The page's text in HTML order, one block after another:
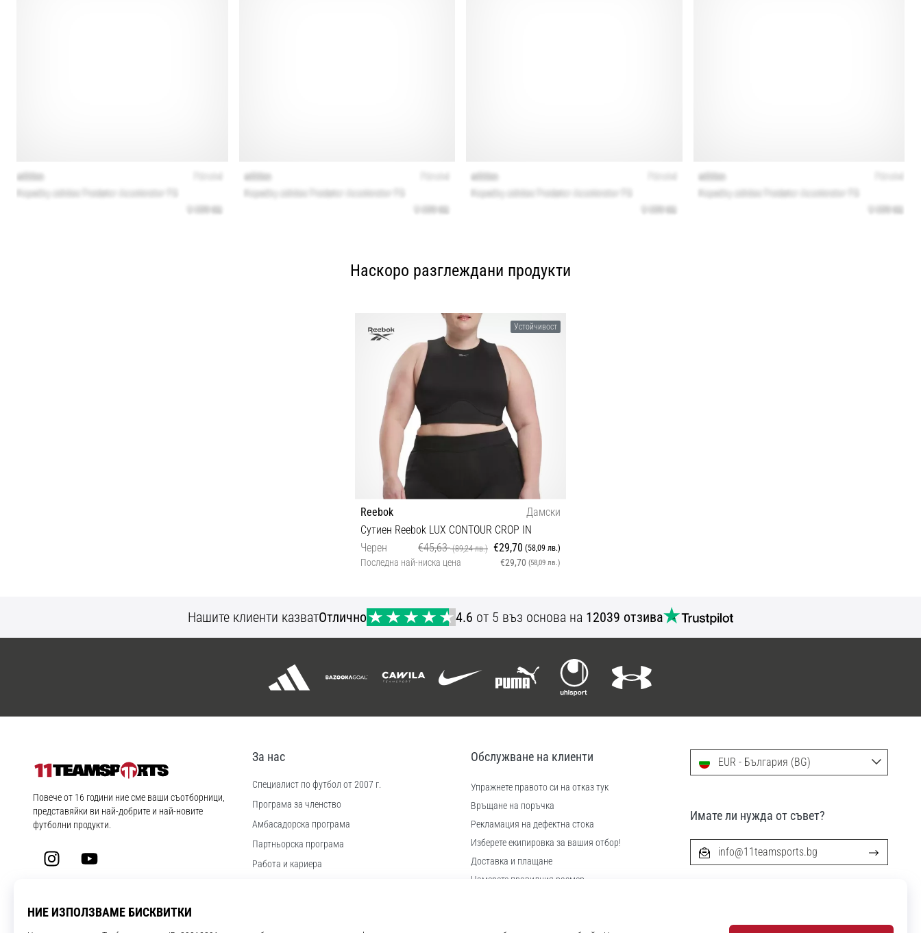
Наскоро разглеждани продукти
Устойчивост
Reebok
Дамски
Сутиен Reebok LUX CONTOUR CROP IN
Черен
€45,63(89,24 лв.) €29,70 (58,09 лв.)
Последна най-ниска цена €29,70 (58,09 лв.)
Нашите клиенти казватОтлично 4.6 от 5 въз основа на 12039 отзива
11teamsports.bg
Повече от 16 години ние сме ваши съотборници,
представяйки ви най-добрите и най-новите
футболни продукти.
InstagramYouTube
За нас
Специалист по футбол от 2007 г.
Програма за членство
Aмбасадорска програма
Партньорска програма
Работа и кариера
Обслужване на клиенти
Упражнете правото си на отказ тук
Връщане на поръчка
Рекламация на дефектна стока
Изберете екипировка за вашия отбор!
Доставка и плащане
Намерете правилния размер
EUR - България (BG)
Имате ли нужда от съвет?
info@11teamsports.bg